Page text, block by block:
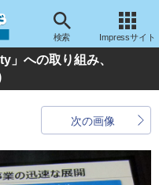
検索 Impressサイト
への取り組み、
次の画像